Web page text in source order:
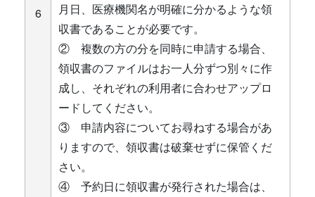
6
月日、医療機関名が明確に分かるような領
収書であることが必要です。
② 複数の方の分を同時に申請する場合、
領収書のファイルはお一人分ずつ別々に作
成し、それぞれの利用者に合わせアップロ
ードしてください。
③ 申請内容についてお尋ねする場合があ
りますので、領収書は破棄せずに保管くだ
さい。
④ 予約日に領収書が発行された場合は、